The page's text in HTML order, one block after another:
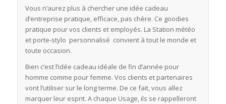
Vous n’aurez plus à chercher une idée cadeau
d’entreprise pratique, efficace, pas chère. Ce goodies
pratique pour vos clients et employés. La Station météo
et porte-stylo personnalisé convient à tout le monde et
toute occasion.
Bien c’est l’idée cadeau idéale de fin d’année pour
homme comme pour femme. Vos clients et partenaires
vont l’utiliser sur le long terme. De ce fait, vous allez
marquer leur esprit. A chaque Usage, ils se rappelleront